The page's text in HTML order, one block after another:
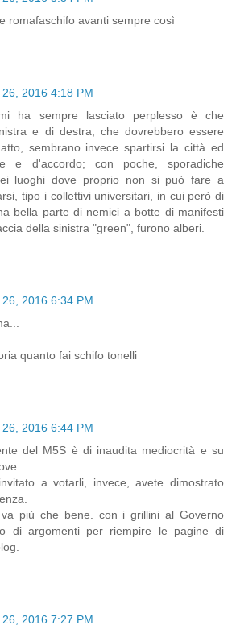
romafaschifo avanti sempre così
26, 2016 4:18 PM
ha sempre lasciato perplesso è che
e di destra, che dovrebbero essere
sembrano invece spartirsi la città ed
e d'accordo; con poche, sporadiche
luoghi dove proprio non si può fare a
tipo i collettivi universitari, in cui però di
bella parte di nemici a botte di manifesti
della sinistra "green", furono alberi.
26, 2016 6:34 PM
quanto fai schifo tonelli
26, 2016 6:44 PM
del M5S è di inaudita mediocrità e su
a votarli, invece, avete dimostrato
più che bene. con i grillini al Governo
di argomenti per riempire le pagine di
26, 2016 7:27 PM